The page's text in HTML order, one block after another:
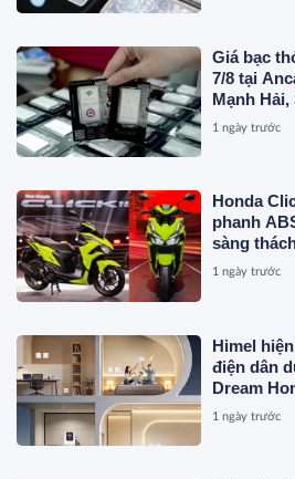
Giá bạc
7/8 tại
Mạnh Hải,
1 ngày trước
Honda
phanh
sàng
và Yamaha
1 ngày trước
Himel
điện dân
Dream
1 ngày trước